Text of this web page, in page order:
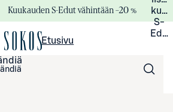
Kuukauden S-Edut vähintään –20 %
S-
Etusivu